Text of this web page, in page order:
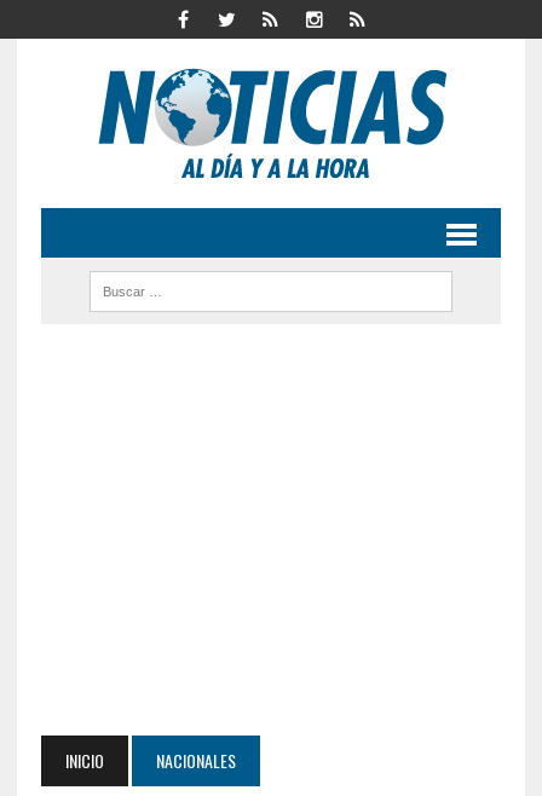
INICIO NACIONALES